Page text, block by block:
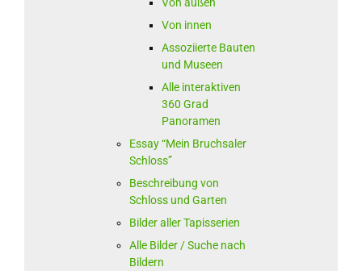
Von außen
Von innen
Assoziierte Bauten
und Museen
Alle interaktiven
360 Grad
Panoramen
Essay “Mein Bruchsaler
Schloss”
Beschreibung von
Schloss und Garten
Bilder aller Tapisserien
Alle Bilder / Suche nach
Bildern